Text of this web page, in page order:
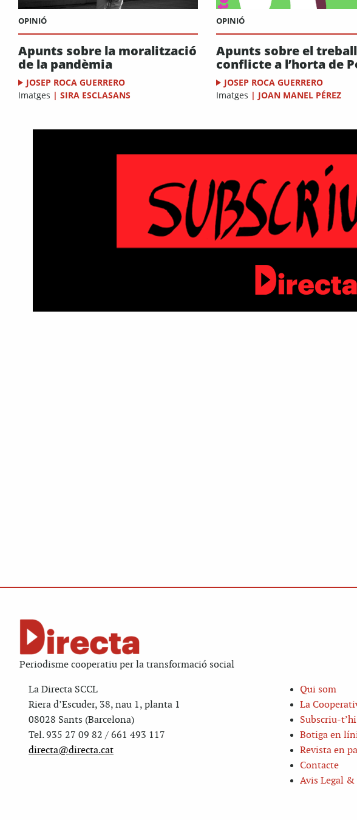
OPINIÓ
Apunts sobre la moralització
de la pandèmia
JOSEP ROCA GUERRERO
Imatges | SIRA ESCLASANS
OPINIÓ
Apunts sobre el
conflicte a l’horta de
JOSEP ROCA GUERRERO
Imatges | JOAN MANEL PÉREZ
Periodisme cooperatiu per la transformació social
La Directa SCCL
Riera d’Escuder, 38, nau 1, planta 1
08028 Sants (Barcelona)
Tel. 935 27 09 82 / 661 493 117
directa@directa.cat
Qui som
La
Subscriu-t’hi
Botiga en
Revista en
Contacte
Avis Legal